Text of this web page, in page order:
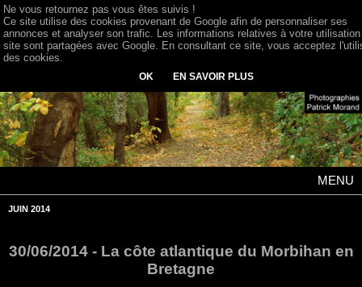
MENU
JUIN 2014
30/06/2014 - La côte atlantique du Morbihan en
Bretagne
Ne vous retournez pas vous êtes suivis !
Ce site utilise des cookies provenant de Google afin de personnaliser ses
annonces et analyser son trafic. Les informations relatives à votre
site sont partagées avec Google. En consultant ce site, vous acceptez
des cookies.
OK EN SAVOIR PLUS